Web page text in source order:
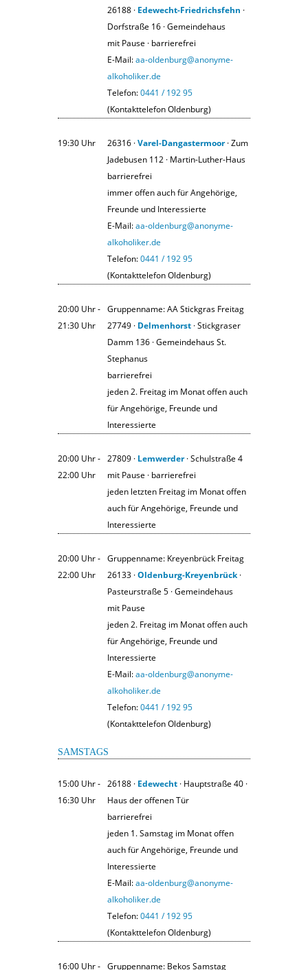
26188 · Edewecht-Friedrichsfehn ·
Dorfstraße 16 · Gemeindehaus
mit Pause · barrierefrei
E-Mail:aa-oldenburg@anonyme-
alkoholiker.de
Telefon:0441 / 192 95
(Kontakttelefon Oldenburg)
19:30 Uhr 26316 ·Varel-Dangastermoor· Zum
Jadebusen 112 · Martin-Luther-Haus
barrierefrei
immer offen auch für Angehörige,
Freunde und Interessierte
E-Mail:aa-oldenburg@anonyme-
alkoholiker.de
Telefon:0441 / 192 95
(Kontakttelefon Oldenburg)
20:00 Uhr ‐
21:30 Uhr
Gruppenname: AA Stickgras Freitag
27749 · Delmenhorst · Stickgraser
Damm 136 · Gemeindehaus St.
Stephanus
barrierefrei
jeden 2. Freitag im Monat offen auch
für Angehörige, Freunde und
Interessierte
20:00 Uhr ‐
22:00 Uhr
27809 · Lemwerder· Schulstraße 4
mit Pause · barrierefrei
jeden letzten Freitag im Monat offen
auch für Angehörige, Freunde und
Interessierte
20:00 Uhr ‐
22:00 Uhr
Gruppenname: Kreyenbrück Freitag
26133 ·Oldenburg-Kreyenbrück·
Pasteurstraße 5 · Gemeindehaus
mit Pause
jeden 2. Freitag im Monat offen auch
für Angehörige, Freunde und
Interessierte
E-Mail:aa-oldenburg@anonyme-
alkoholiker.de
Telefon:0441 / 192 95
(Kontakttelefon Oldenburg)
SAMSTAGS
15:00 Uhr ‐
16:30 Uhr
26188 · Edewecht · Hauptstraße 40 ·
Haus der offenen Tür
barrierefrei
jeden 1. Samstag im Monat offen
auch für Angehörige, Freunde und
Interessierte
E-Mail:aa-oldenburg@anonyme-
alkoholiker.de
Telefon:0441 / 192 95
(Kontakttelefon Oldenburg)
16:00 Uhr ‐ Gruppenname: Bekos Samstag